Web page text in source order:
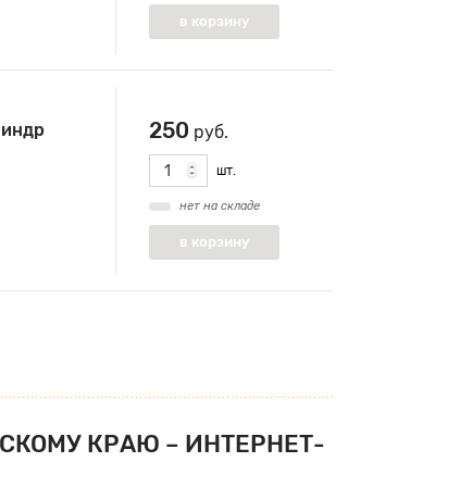
250 руб.
шт.
нет на складе
КРАЮ – ИНТЕРНЕТ-